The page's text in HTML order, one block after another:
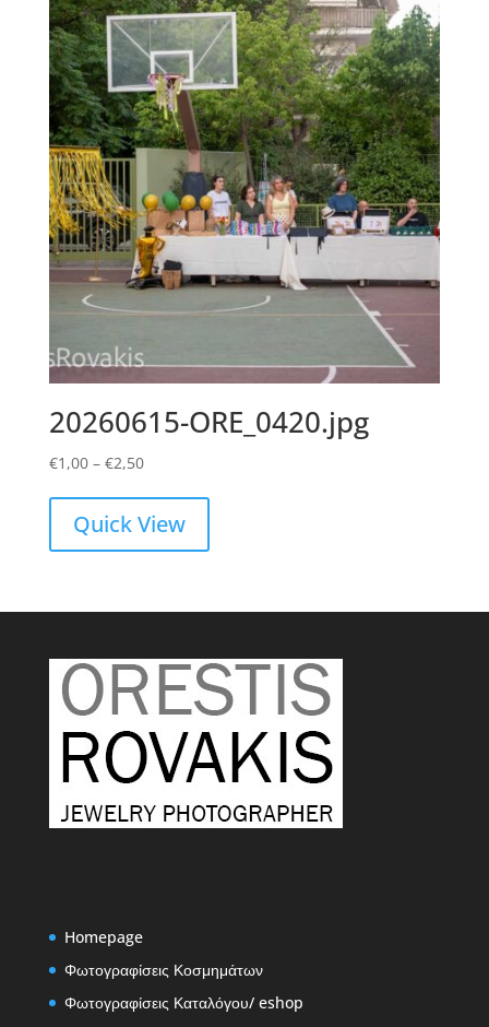
20260615-ORE_0420.jpg
€1,00 – €2,50Price
€1,00
through
Quick View
Homepage
Φωτογραφίσεις Κοσμημάτων
Φωτογραφίσεις Καταλόγου/ eshop